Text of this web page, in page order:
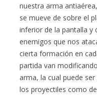
nuestra arma
se mueve de sobre el
inferior de la pantalla y
enemigos que nos
cierta formación en
partida van
arma, la cual puede
los proyectiles como